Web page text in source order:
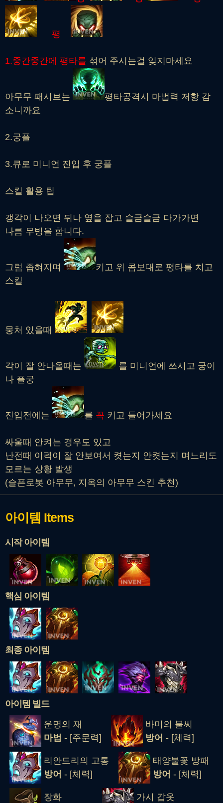
평
1.중간중간에 평타를 섞어 주시는걸 잊지마세요
아무무 패시브는
평타공격시 마법력 저항 감
소니까요
2.궁플
3.큐로 미니언 진입 후 궁플
스킬 활용 팁
갱각이 나오면 뒤나 옆을 잡고 슬금슬금 다가가면
나름 무빙을 합니다.
그럼 좁혀지며
키고 위 콤보대로 평타를 치고
스킬
뭉처 있을때
각이 잘 안나올때는
를 미니언에 쓰시고 궁이
나 플궁
진입전에는 를 꼭 키고 들어가세요
싸울때 안켜는 경우도 있고
난전때 이펙이 잘 안보여서 켯는지 안켯는지 며느리도
모르는 상황 발생
(슬픈로봇 아무무, 지옥의 아무무 스킨 추천)
아이템 Items
시작 아이템
핵심 아이템
최종 아이템
아이템 빌드
운명의 재
마법 - [주문력]
바미의 불씨
방어 - [체력]
리안드리의 고통
방어 - [체력]
태양불꽃 방패
방어 - [체력]
장화
가시 갑옷